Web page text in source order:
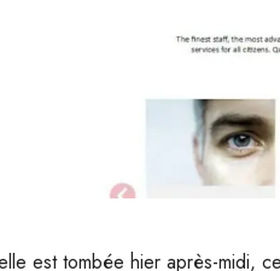
est tombée hier après-midi,